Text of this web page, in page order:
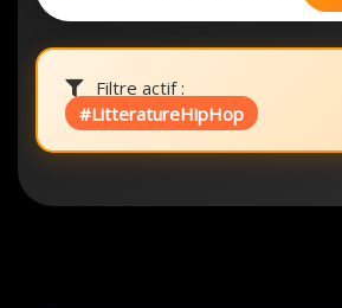
Filtre actif :
#LitteratureHipHop